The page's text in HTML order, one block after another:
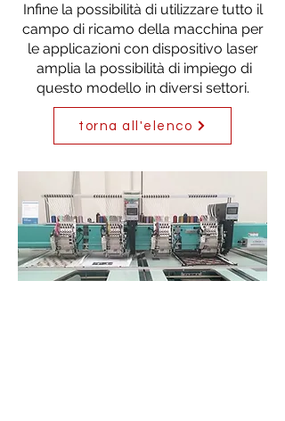
Infine la possibilità di utilizzare tutto il
campo di ricamo della macchina per
le applicazioni con dispositivo laser
amplia la possibilità di impiego di
questo modello in diversi settori.
torna all'elenco